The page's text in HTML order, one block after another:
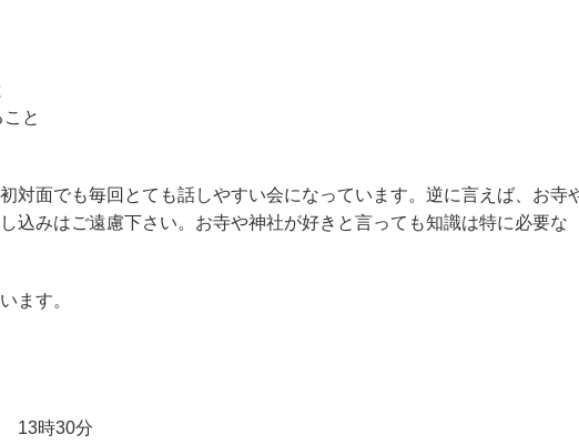
と
対面でも毎回とても話しやすい会になっています。逆に言えば、お寺
込みはご遠慮下さい。お寺や神社が好きと言っても知識は特に必要な
ます。
13時30分